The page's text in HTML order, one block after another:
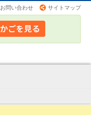
お問い合わせ サイトマップ